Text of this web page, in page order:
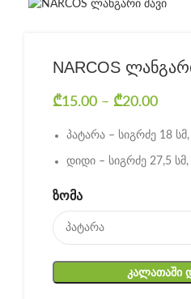
NARCOS
₾15.00 – ₾20.00
პატარა – სიგრძე 18 სმ,
დიდი – სიგრძე 27,5 სმ,
ᲖᲝᲛᲐ
ᲙᲐᲚᲐᲗᲐᲨᲘ